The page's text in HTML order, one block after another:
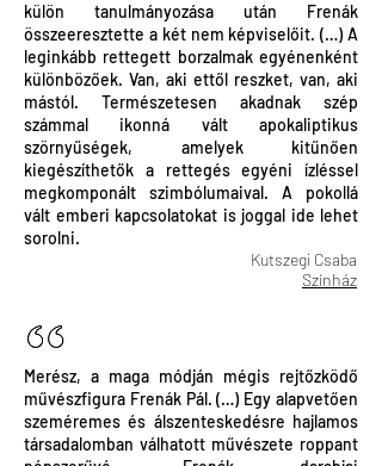
külön tanulmányozása után Frenák
összeeresztette a két nem képviselőit. (…) A
leginkább rettegett borzalmak egyénenként
különbözőek. Van, aki ettől reszket, van, aki
mástól. Természetesen akadnak szép
számmal ikonná vált apokaliptikus
szörnyűségek, amelyek kitűnően
kiegészíthetők a rettegés egyéni ízléssel
megkomponált szimbólumaival. A pokollá
vált emberi kapcsolatokat is joggal ide lehet
sorolni.
Kutszegi Csaba
Színház
Merész, a maga módján mégis rejtőzködő
művészfigura Frenák Pál. (…) Egy alapvetően
szeméremes és álszenteskedésre hajlamos
társadalomban válhatott művészete roppant